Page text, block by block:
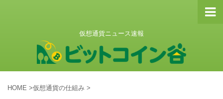
仮想通貨ニュース速報
HOME >仮想通貨の仕組み >